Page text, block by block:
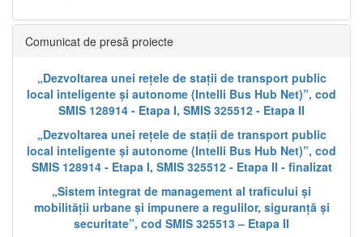
Comunicat de presă proiecte
„Dezvoltarea unei rețele de stații de transport public
local inteligente și autonome (Intelli Bus Hub Net)”, cod
SMIS 128914 - Etapa I, SMIS 325512 - Etapa II
„Dezvoltarea unei rețele de stații de transport public
local inteligente și autonome (Intelli Bus Hub Net)”, cod
SMIS 128914 - Etapa I, SMIS 325512 - Etapa II - finalizat
„Sistem integrat de management al traficului și
mobilității urbane și impunere a regulilor, siguranță și
securitate”, cod SMIS 325513 – Etapa II